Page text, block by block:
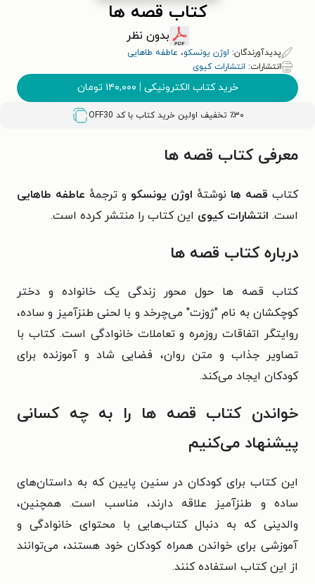
کتاب قصه ها
بدون نظر
پدیدآورندگان: اوژن یونسکو، عاطفه طاهایی
انتشارات: انتشارات کیوی
خرید کتاب الکترونیکی | ۱۴۰,۰۰۰ تومان
٪۳۰ تخفیف اولین خرید کتاب با کد OFF30
معرفی کتاب قصه ها
کتاب قصه ها نوشتهٔ اوژن یونسکو و ترجمهٔ عاطفه طاهایی
است. انتشارات کیوی این کتاب را منتشر کرده است.
درباره کتاب قصه ها
کتاب قصه ها حول محور زندگی یک خانواده و دختر
کوچکشان به نام "ژوزت" می‌چرخد و با لحنی طنزآمیز و ساده،
روایتگر اتفاقات روزمره و تعاملات خانوادگی است. کتاب با
تصاویر جذاب و متن روان، فضایی شاد و آموزنده برای
کودکان ایجاد می‌کند.
خواندن کتاب قصه ها را به چه کسانی
پیشنهاد می‌کنیم
این کتاب برای کودکان در سنین پایین که به داستان‌های
ساده و طنزآمیز علاقه دارند، مناسب است. همچنین،
والدینی که به دنبال کتاب‌هایی با محتوای خانوادگی و
آموزشی برای خواندن همراه کودکان خود هستند، می‌توانند
از این کتاب استفاده کنند.